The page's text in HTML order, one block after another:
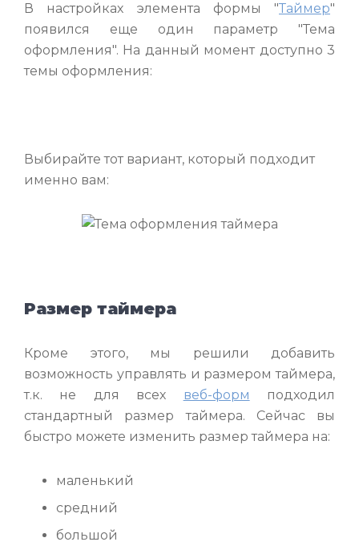
В настройках элемента формы "Таймер"
появился еще один параметр "Тема
оформления". На данный момент доступно 3
темы оформления:
Выбирайте тот вариант, который подходит
именно вам:
Размер таймера
Кроме этого, мы решили добавить
возможность управлять и размером таймера,
т.к. не для всех веб-форм подходил
стандартный размер таймера. Сейчас вы
быстро можете изменить размер таймера на:
маленький
средний
большой